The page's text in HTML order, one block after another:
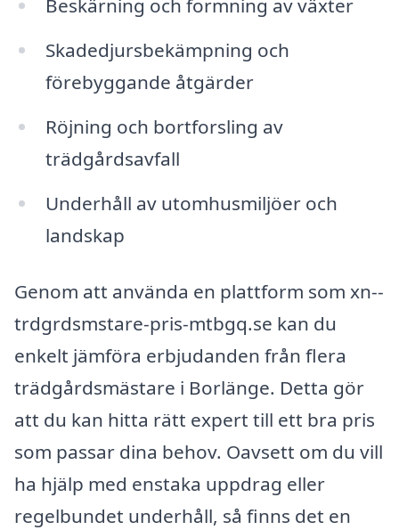
Beskärning och formning av växter
Skadedjursbekämpning och
förebyggande åtgärder
Röjning och bortforsling av
trädgårdsavfall
Underhåll av utomhusmiljöer och
landskap
Genom att använda en plattform som xn--
trdgrdsmstare-pris-mtbgq.se kan du
enkelt jämföra erbjudanden från flera
trädgårdsmästare i Borlänge. Detta gör
att du kan hitta rätt expert till ett bra pris
som passar dina behov. Oavsett om du vill
ha hjälp med enstaka uppdrag eller
regelbundet underhåll, så finns det en